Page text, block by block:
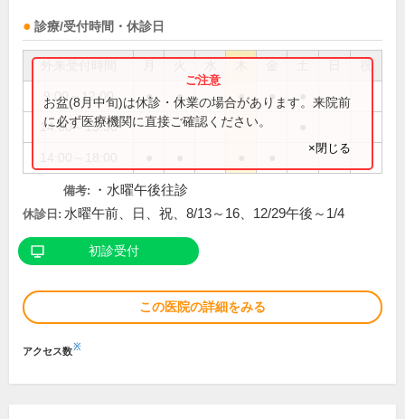
診療/受付時間・休診日
祝
9:00～12:00 ● ● ● ●
14:00～15:30
お盆(8月中旬)は休診・休業の場合があります。来院前
に必ず医療機関に直接ご確認ください。
×閉じる
備考: ・水曜午後往診
休診日: 水曜午前、日、祝、8/13～16、12/29午後～1/4
初診受付
この医院の詳細をみる
アクセス数※